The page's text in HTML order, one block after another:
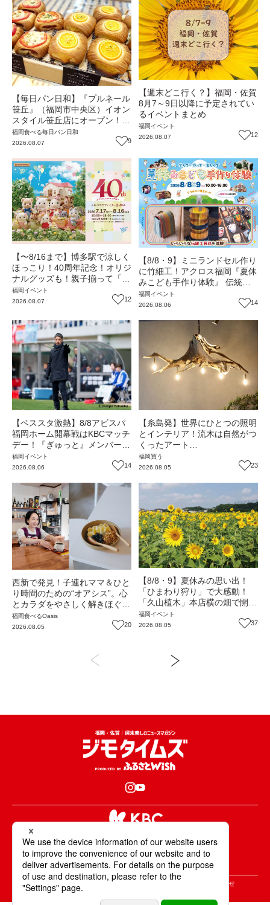
【毎日パン日和】『プルネール
笹丘』（福岡市中央区）イオン
スタイル笹丘店にオープン！従
業員みんなで作り上げる地域密
着パン【福岡パン】
福岡食べる毎日パン日和
2026.08.07
9
【週末どこ行く？】福岡・佐賀
8月7～9日以降に予定されてい
るイベントまとめ
福岡 イベント
2026.08.07
12
【〜8/16まで】博多駅で涼しく
ほっこり！40周年記念！オリジ
ナルグッズも！親子揃って「シ
ルバニアファミリー展40th」へ
行こう（JR九州ホール）【イ
福岡 イベント
2026.08.07
12
【8/8・9】ミニランドセル作り
に竹細工！アクロス福岡『夏休
みこども手作り体験』 伝統工
芸の職人が直接手ほどき！（福
岡市中央区）【イベント】
福岡 イベント
2026.08.06
14
【ベススタ激熱】8/8アビスパ
福岡ホーム開幕戦はKBCマッチ
デー！『ぎゅっと』メンバーと
一緒に熱く盛り上がろう‼
福岡 イベント
2026.08.06
14
【糸島発】世界にひとつの照明
とインテリア！流木は自然がつ
くったアート
『WOOD'ARBRE』（福岡・糸
島市）【まち歩き】
福岡 買う
2026.08.05
23
西新で発見！子連れママ＆ひと
り時間のための“オアシス”。心
とカラダをやさしく解きほぐし
てくれるとっておきのカフェ
『墨西哥』（福岡市早良区）
福岡食べるOasis
2026.08.05
20
【8/8・9】夏休みの思い出！
「ひまわり狩り」で大感動！
「久山植木」本店横の畑で開催
（福岡・久山町）【イベント】
福岡 イベント
2026.08.05
37
KBCが取材・撮影した情報・映像は国内外の
テレビ・ラジオ・インターネットなどで放送・配信します。
All Rights Reserved. Copyright © KBC Co.,Ltd.
＞ジモタイムズについて
＞お問合せ
＞個人情報の取り扱いについて